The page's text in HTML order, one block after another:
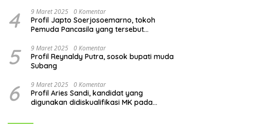
4 9 Maret 2025 0 Komentar
Profil Japto Soerjosoemarno, tokoh
Pemuda Pancasila yang tersebut
5 9 Maret 2025 0 Komentar
Profil Reynaldy Putra, sosok bupati muda
Subang
6 9 Maret 2025 0 Komentar
Profil Aries Sandi, kandidat yang
digunakan didiskualifikasi MK pada